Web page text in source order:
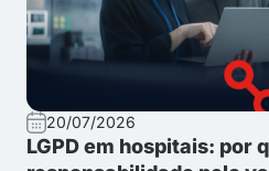
20/07/2026
LGPD em hospitais: por